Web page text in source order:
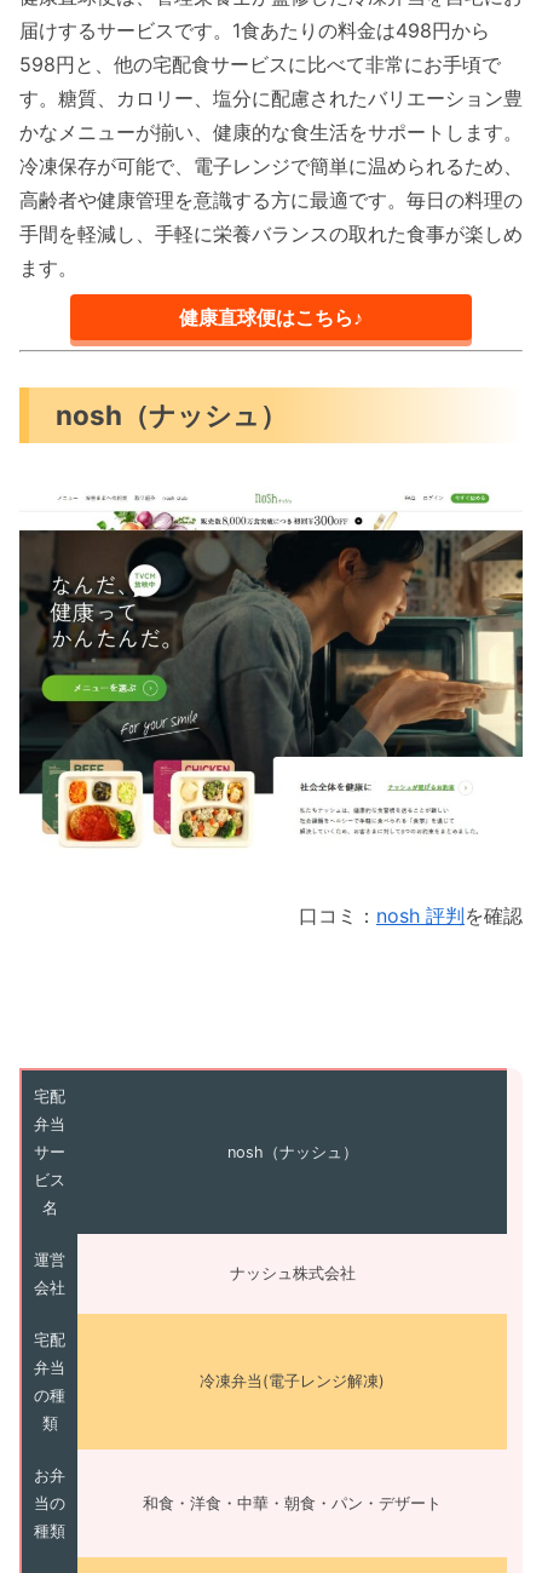
届けするサービスです。1食あたりの料金は498円から
598円と、他の宅配食サービスに比べて非常にお手頃で
す。糖質、カロリー、塩分に配慮されたバリエーション豊
かなメニューが揃い、健康的な食生活をサポートします。
冷凍保存が可能で、電子レンジで簡単に温められるため、
高齢者や健康管理を意識する方に最適です。毎日の料理の
手間を軽減し、手軽に栄養バランスの取れた食事が楽しめ
ます。
健康直球便はこちら♪
nosh（ナッシュ）
口コミ： nosh 評判を確認
宅配
弁当
サー
ビス
名
nosh（ナッシュ）
運営
会社
ナッシュ株式会社
宅配
弁当
の種
類
冷凍弁当(電子レンジ解凍)
お弁
当の
種類
和食・洋食・中華・朝食・パン・デザート